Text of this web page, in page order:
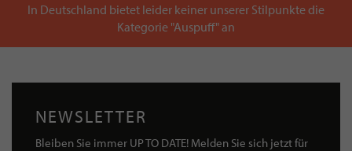
In Deutschland bietet leider keiner unserer Stilpunkte die
Kategorie "Auspuff" an
NEWSLETTER
Bleiben Sie immer UP TO DATE! Melden Sie sich jetzt für